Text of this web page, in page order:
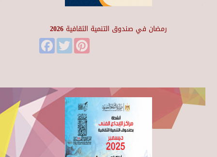
رمضان في صندوق التنمية الثقافية 2026
FacebookTwitter